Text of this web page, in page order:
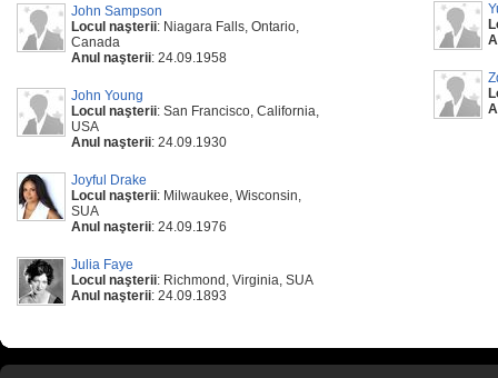
John Sampson
Locul naşterii: Niagara Falls, Ontario,
Canada
Anul naşterii: 24.09.1958
John Young
Locul naşterii: San Francisco, California,
USA
Anul naşterii: 24.09.1930
Joyful Drake
Locul naşterii: Milwaukee, Wisconsin,
SUA
Anul naşterii: 24.09.1976
Julia Faye
Locul naşterii: Richmond, Virginia, SUA
Anul naşterii: 24.09.1893